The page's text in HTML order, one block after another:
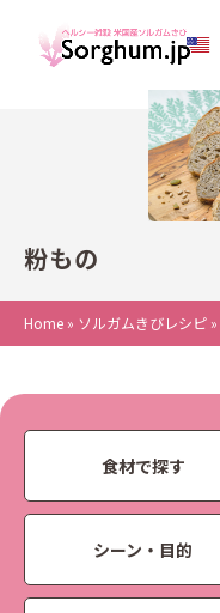
粉もの
Home » ソルガムきびレシピ »
食材で探す
シーン・目的